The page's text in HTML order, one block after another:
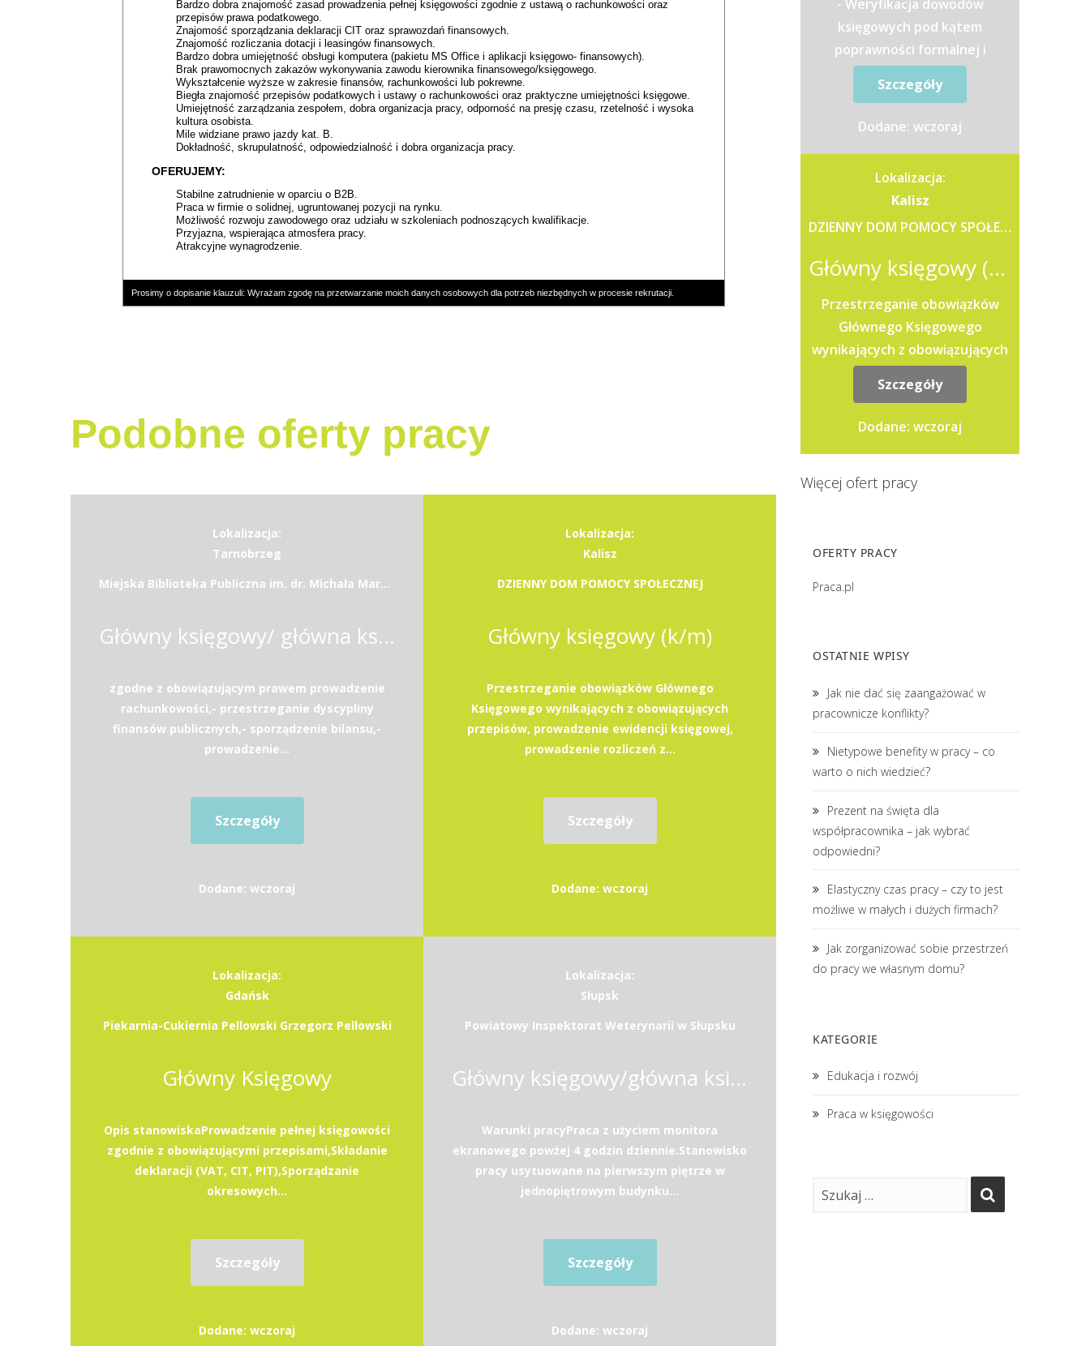
Bardzo dobra znajomość zasad prowadzenia pełnej księgowości zgodnie z ustawą o rachunkowości oraz
przepisów prawa podatkowego.
Znajomość sporządzania deklaracji CIT oraz sprawozdań finansowych.
Znajomość rozliczania dotacji i leasingów finansowych.
Bardzo dobra umiejętność obsługi komputera (pakietu MS Office i aplikacji księgowo- finansowych).
Brak prawomocnych zakazów wykonywania zawodu kierownika finansowego/księgowego.
Wykształcenie wyższe w zakresie finansów, rachunkowości lub pokrewne.
Biegła znajomość przepisów podatkowych i ustawy o rachunkowości oraz praktyczne umiejętności księgowe.
Umiejętność zarządzania zespołem, dobra organizacja pracy, odporność na presję czasu, rzetelność i wysoka
kultura osobista.
Mile widziane prawo jazdy kat. B.
Dokładność, skrupulatność, odpowiedzialność i dobra organizacja pracy.
OFERUJEMY:
Stabilne zatrudnienie w oparciu o B2B.
Praca w firmie o solidnej, ugruntowanej pozycji na rynku.
Możliwość rozwoju zawodowego oraz udziału w szkoleniach podnoszących kwalifikacje.
Przyjazna, wspierająca atmosfera pracy.
Atrakcyjne wynagrodzenie.
Prosimy o dopisanie klauzuli: Wyrażam zgodę na przetwarzanie moich danych osobowych dla potrzeb niezbędnych w procesie rekrutacji.
Podobne oferty pracy
Lokalizacja:
Tarnobrzeg
Miejska Biblioteka Publiczna im. dr. Michała Marczaka
Główny księgowy/ główna księgowa
zgodne z obowiązującym prawem prowadzenie
rachunkowości,- przestrzeganie dyscypliny
finansów publicznych,- sporządzenie bilansu,-
prowadzenie...
Szczegóły
Dodane: wczoraj
Lokalizacja:
Kalisz
DZIENNY DOM POMOCY SPOŁECZNEJ
Główny księgowy (k/m)
Przestrzeganie obowiązków Głównego
Księgowego wynikających z obowiązujących
przepisów, prowadzenie ewidencji księgowej,
prowadzenie rozliczeń z...
Szczegóły
Dodane: wczoraj
Lokalizacja:
Gdańsk
Piekarnia-Cukiernia Pellowski Grzegorz Pellowski
Główny Księgowy
Opis stanowiskaProwadzenie pełnej księgowości
zgodnie z obowiązującymi przepisami,Składanie
deklaracji (VAT, CIT, PIT),Sporządzanie
okresowych...
Szczegóły
Dodane: wczoraj
Lokalizacja:
Słupsk
Powiatowy Inspektorat Weterynarii w Słupsku
Główny księgowy/główna księgowa
Warunki pracyPraca z użyciem monitora
ekranowego powżej 4 godzin dziennie.Stanowisko
pracy usytuowane na pierwszym piętrze w
jednopiętrowym budynku...
Szczegóły
Dodane: wczoraj
- Weryfikacja dowodów
księgowych pod kątem
poprawności formalnej i
rachunkowej.- Dekretacja i
wprowadzanie faktur (zakupu i
sprzedaży) do systemu...
Szczegóły
Dodane: wczoraj
Lokalizacja:
Kalisz
DZIENNY DOM POMOCY SPOŁECZNEJ
Główny księgowy (k/m)
Przestrzeganie obowiązków
Głównego Księgowego
wynikających z obowiązujących
przepisów, prowadzenie
ewidencji księgowej,
prowadzenie rozliczeń z...
Szczegóły
Dodane: wczoraj
Więcej ofert pracy
OFERTY PRACY
Praca.pl
OSTATNIE WPISY
Jak nie dać się zaangażować w
pracownicze konflikty?
Nietypowe benefity w pracy – co
warto o nich wiedzieć?
Prezent na święta dla
współpracownika – jak wybrać
odpowiedni?
Elastyczny czas pracy – czy to jest
możliwe w małych i dużych firmach?
Jak zorganizować sobie przestrzeń
do pracy we własnym domu?
KATEGORIE
Edukacja i rozwój
Praca w księgowości